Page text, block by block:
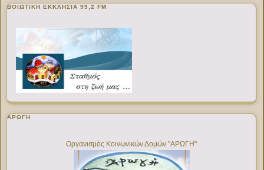
ΒΟΙΩΤΙΚΉ ΕΚΚΛΗΣΊΑ 99,2 FM
ΑΡΩΓΗ
Οργανισμός Κοινωνικών Δομών "ΑΡΩΓΗ"